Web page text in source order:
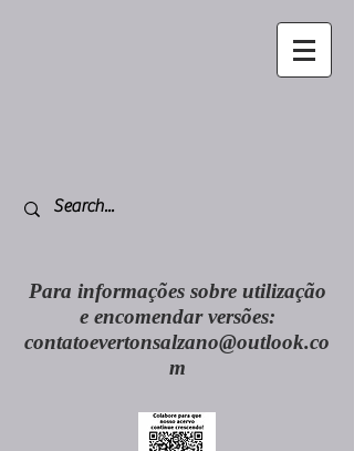
Para informações sobre utilização
e encomendar versões:
contatoevertonsalzano@outlook.co
m